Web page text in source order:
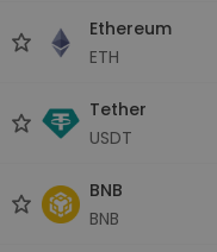
Ethereum
ETH
Tether
USDT
BNB
BNB